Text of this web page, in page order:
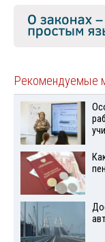
Рекомендуемые